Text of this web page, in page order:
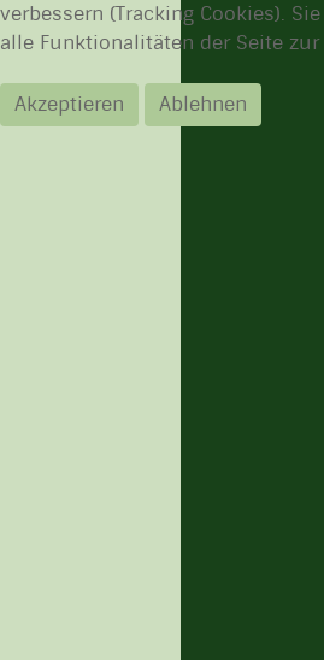
verbessern (Tracking Cookies).
alle Funktionalitäten der Seite zur
Akzeptieren
Ablehnen